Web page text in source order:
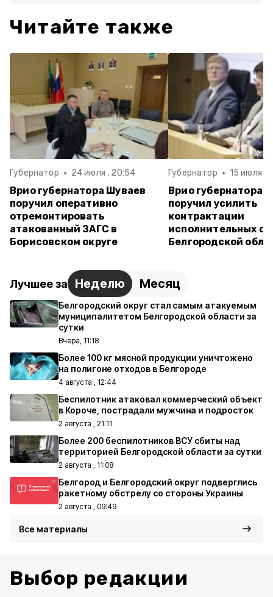
Читайте также
Губернатор 24 июля , 20:54
Врио губернатора Шуваев
поручил оперативно
отремонтировать
атакованный ЗАГС в
Борисовском округе
Губернатор 15 июля ,
Врио губернатора
поручил усилить
контрактации
исполнительных
Белгородской
Лучшее за Неделю Месяц
Белгородский округ стал самым атакуемым
муниципалитетом Белгородской области за
сутки
Вчера, 11:18
Более 100 кг мясной продукции уничтожено
на полигоне отходов в Белгороде
4 августа , 12:44
Беспилотник атаковал коммерческий объект
в Короче, пострадали мужчина и подросток
2 августа , 21:11
Более 200 беспилотников ВСУ сбиты над
территорией Белгородской области за сутки
2 августа , 11:08
Белгород и Белгородский округ подверглись
ракетному обстрелу со стороны Украины
2 августа , 09:49
Все материалы
Выбор редакции